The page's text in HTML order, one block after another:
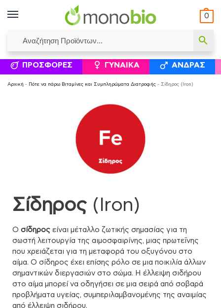
0
ΙΣΟΛΟΓΙΣΜΟΊ ΕΛΕΆΝΝΑ ΧΡΙΣΤΙΝΆΚΗ ΕΠΙΚΟΙΝΩΝΊΑ
ΣΥΜΠΛΗΡΏΜΑΤΑ ΔΙΑΤΡΟΦΉΣ ΦΥΣΙΚΆ
ΠΡΟΣΦΟΡΈΣ ΓΥΝΑΊΚΑ ΆΝΔΡΑΣ
Αρχική - Πότε να πάρω Βιταμίνες και Συμπληρώματα Διατροφής - Σίδηρος (Iron)
Σίδηρος(Iron)
Ο σίδηρος είναι μέταλλο ζωτικής σημασίας για τη
σωστή λειτουργία της αιμοσφαιρίνης, μιας πρωτεΐνης
που χρειάζεται για τη μεταφορά του οξυγόνου στο
αίμα. Ο σίδηρος έχει επίσης ρόλο σε μια ποικιλία άλλων
σημαντικών διεργασιών στο σώμα. Η έλλειψη σιδήρου
στο αίμα μπορεί να οδηγήσει σε μια σειρά από σοβαρά
προβλήματα υγείας, συμπεριλαμβανομένης της αναιμίας
από έλλειψη σιδήρου.